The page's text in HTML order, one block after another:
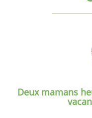
Deux mamans